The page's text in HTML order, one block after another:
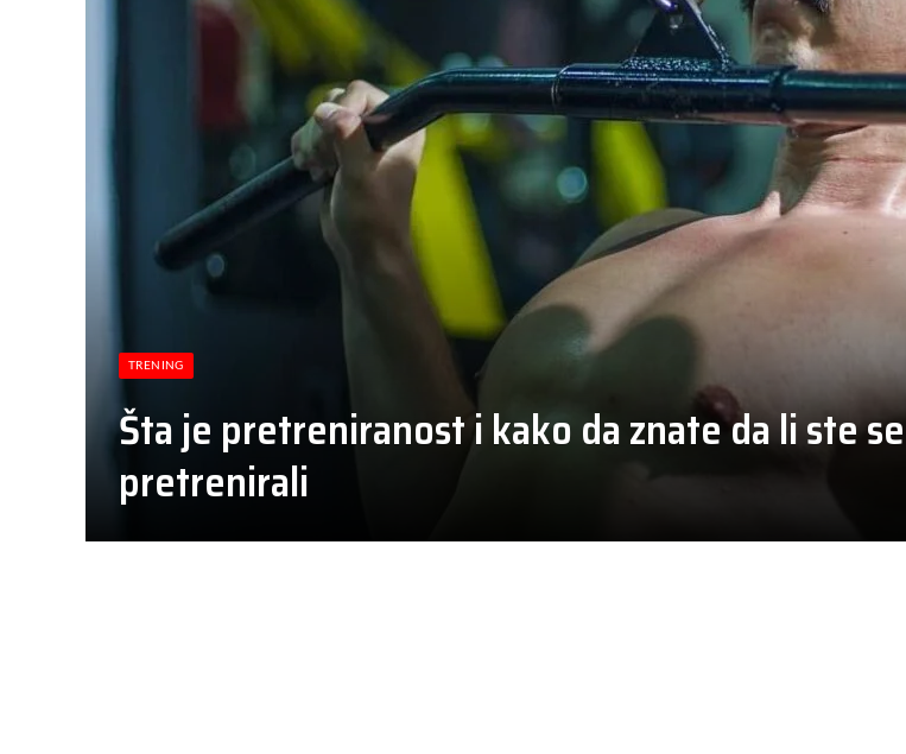
TRENING
Šta je pretreniranost i kako da znate da li ste se
pretrenirali